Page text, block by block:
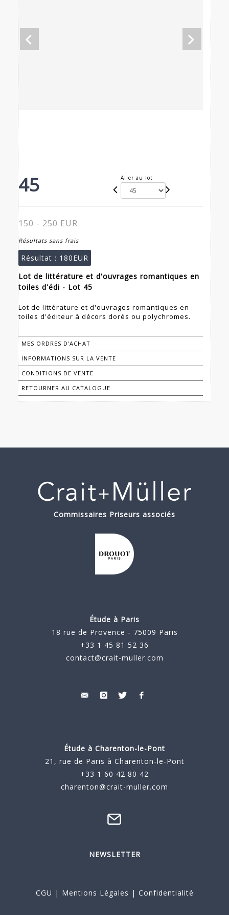
45 Aller au lot
150 - 250 EUR
Résultats sans frais
Résultat : 180EUR
Lot de littérature et d'ouvrages romantiques en
toiles d'édi - Lot 45
Lot de littérature et d'ouvrages romantiques en
toiles d'éditeur à décors dorés ou polychromes.
MES ORDRES D'ACHAT
INFORMATIONS SUR LA VENTE
CONDITIONS DE VENTE
RETOURNER AU CATALOGUE
Commissaires Priseurs associés
Étude à Paris
18 rue de Provence - 75009 Paris
+33 1 45 81 52 36
contact@crait-muller.com
Étude à Charenton-le-Pont
21, rue de Paris à Charenton-le-Pont
+33 1 60 42 80 42
charenton@crait-muller.com
NEWSLETTER
CGU | Mentions Légales | Confidentialité